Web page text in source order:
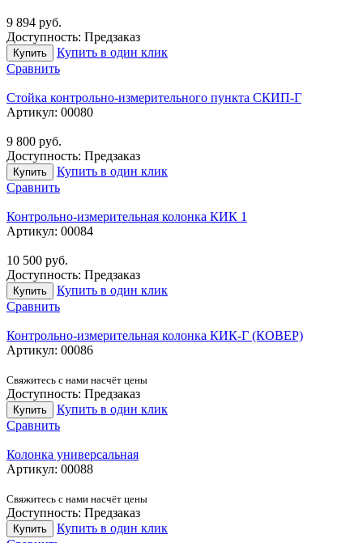
9 894 руб.
Доступность: Предзаказ
Купить
Купить в один клик
Сравнить
Стойка контрольно-измерительного пункта СКИП-Г
Артикул: 00080
9 800 руб.
Доступность: Предзаказ
Купить
Купить в один клик
Сравнить
Контрольно-измерительная колонка КИК 1
Артикул: 00084
10 500 руб.
Доступность: Предзаказ
Купить
Купить в один клик
Сравнить
Контрольно-измерительная колонка КИК-Г (КОВЕР)
Артикул: 00086
Свяжитесь с нами насчёт цены
Доступность: Предзаказ
Купить
Купить в один клик
Сравнить
Колонка универсальная
Артикул: 00088
Свяжитесь с нами насчёт цены
Доступность: Предзаказ
Купить
Купить в один клик